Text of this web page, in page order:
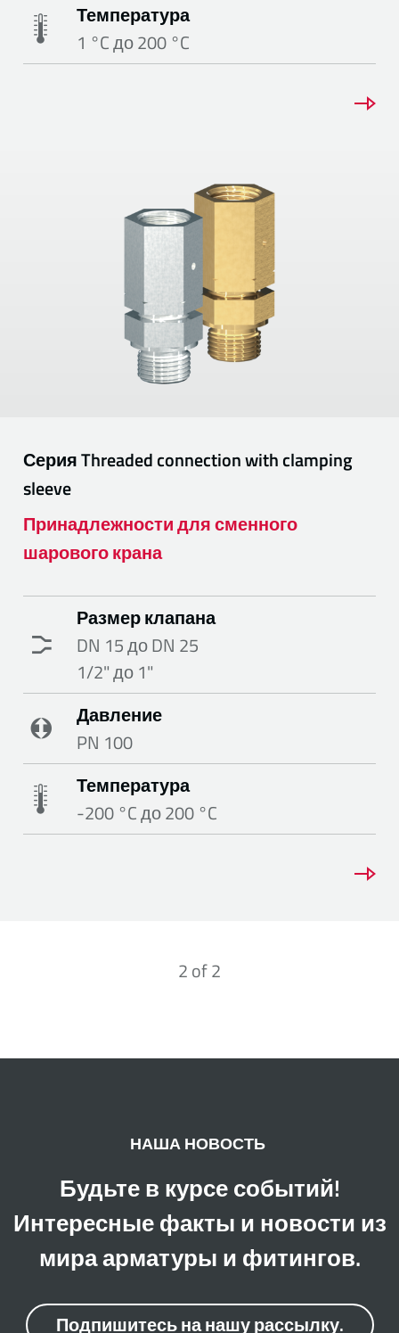
Температура
1 °C до 200 °C
СерияThreaded connection with clamping
sleeve
Принадлежности для сменного
шарового крана
Размер клапана
DN 15 до DN 25
1/2" до 1"
Давление
PN 100
Температура
-200 °C до 200 °C
2of2
НАША НОВОСТЬ
Будьте в курсе событий!
Интересные факты и новости из
мира арматуры и фитингов.
Подпишитесь на нашу рассылку.